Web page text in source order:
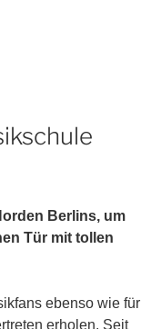
Berlins, um
Tür mit tollen
ebenso wie für
erholen. Seit